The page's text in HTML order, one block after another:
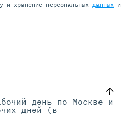
и хранение персональных данных и
день по Москве и
дней (в